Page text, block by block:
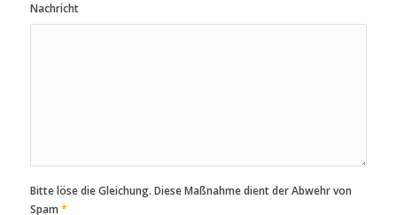
Nachricht
Bitte löse die Gleichung. Diese Maßnahme dient der Abwehr von
Spam *